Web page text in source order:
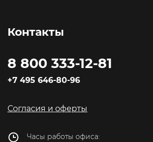
Контакты
8 800 333-12-81
+7 495 646-80-96
Согласия и оферты
Часы работы офиса: